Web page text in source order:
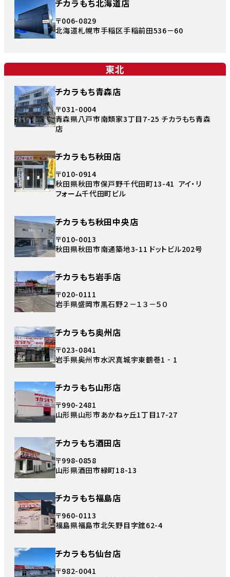
チカラもち北海道店
〒006-0829
北海道札幌市手稲区手稲前田536－60
東北
チカラもち青森店
〒031-0004
青森県八戸市南類家3丁目7-25 チカラもち青森
店
チカラもち秋田店
〒010-0914
秋田県秋田市保戸野千代田町13-41 アイ・リ
フォーム千代田町ビル
チカラもち秋田中央店
〒010-0013
秋田県秋田市南通築地3-11 ドットビル202号
チカラもち岩手店
〒020-0111
岩手県盛岡市黒石野２－１３－５０
チカラもち奥州店
〒023-0841
岩手県奥州市水沢真城宇東鶴巻1‐1
チカラもち山形店
〒990-2481
山形県山形市あかねヶ丘1丁目17-27
チカラもち酒田店
〒998-0858
山形県酒田市緑町18-13
チカラもち福島店
〒960-0113
福島県福島市北矢野目字舘62-4
チカラもち仙台店
〒982-0041